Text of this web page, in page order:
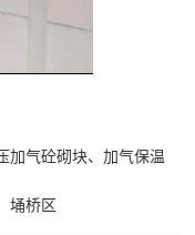
加气砼砌块、加气保温
埇桥区